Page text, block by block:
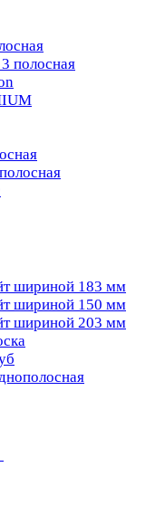
полосная
шириной 183 мм
шириной 150 мм
шириной 203 мм